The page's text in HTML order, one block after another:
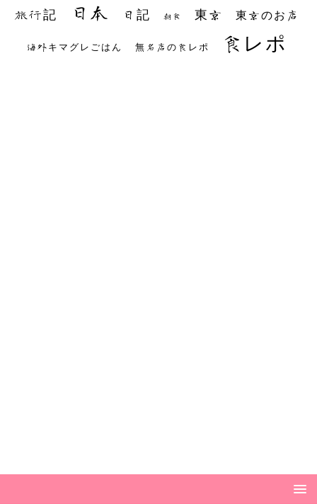
旅行記 日本 日記 朝食 東京 東京のお店
海外キマグレごはん 無名店の食レポ 食レポ